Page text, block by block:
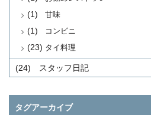
甘味
(1)
コンビニ
(1)
タイ料理
(23)
スタッフ日記
(24)
タグアーカイブ